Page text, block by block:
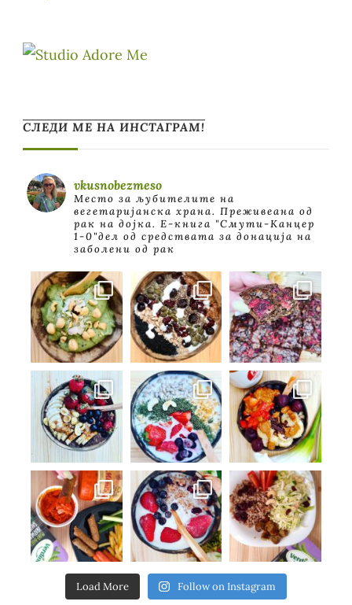
СЛЕДИ МЕ НА ИНСТАГРАМ!
vkusnobezmeso
Место за љубителите на
вегетаријанска храна. Преживеана од
рак на дојка. E-книга "Смути-Канцер
1-0"дел од средствата за донација на
заболени од рак
Load More Follow on Instagram